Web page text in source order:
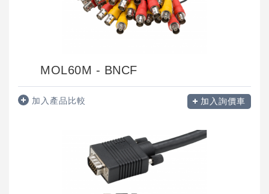
MOL60M - BNCF
加入產品比較 加入詢價車